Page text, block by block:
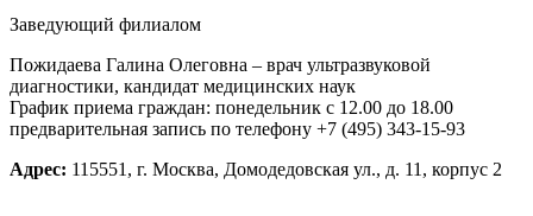
Заведующий филиалом
Пожидаева Галина Олеговна – врач ультразвуковой
диагностики, кандидат медицинских наук
График приема граждан: понедельник с 12.00 до 18.00
предварительная запись по телефону +7 (495) 343-15-93
Адрес: 115551, г. Москва, Домодедовская ул., д. 11, корпус 2